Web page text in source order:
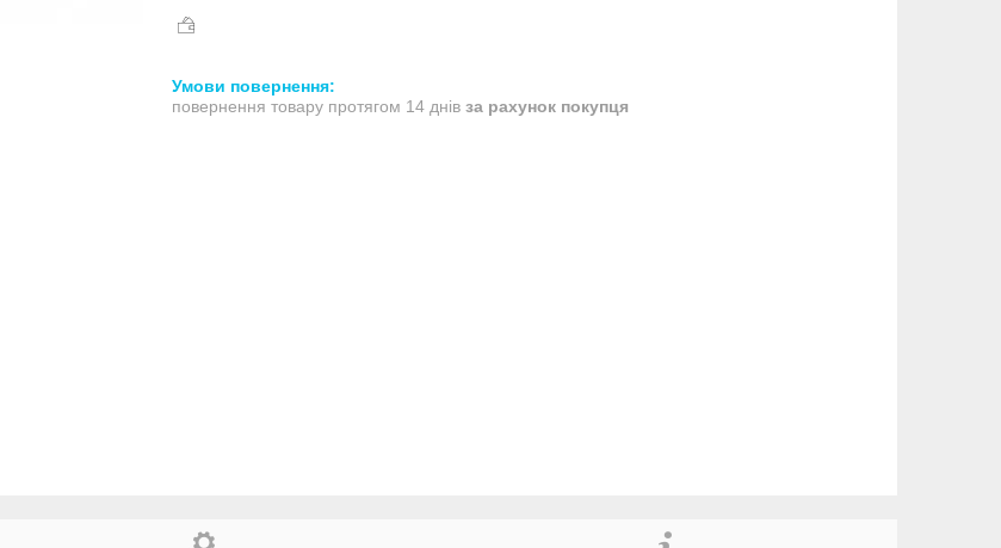
повернення товару протягом 14 днів за рахунок покупця